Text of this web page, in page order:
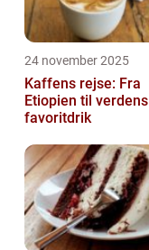
24 november 2025
Kaffens rejse: Fra
Etiopien til verdens
favoritdrik